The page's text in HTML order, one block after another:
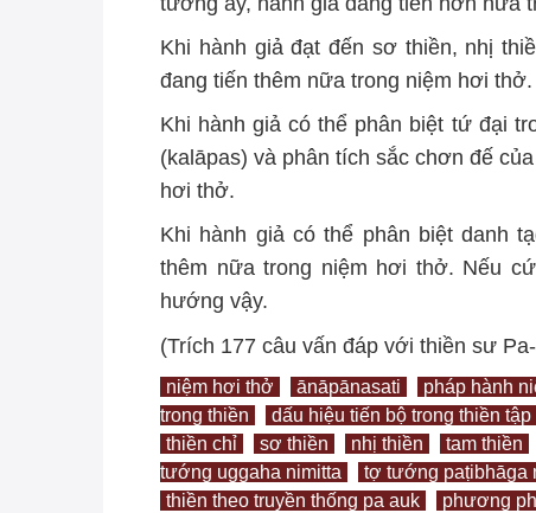
Khi hành giả đạt đến sơ thiền, nhị
đang tiến thêm nữa trong niệm hơi thở.
Khi hành giả có thể phân biệt tứ đại
(kalāpas) và phân tích sắc chơn đế
hơi thở.
Khi hành giả có thể phân biệt danh
thêm nữa trong niệm hơi thở. Nếu
hướng vậy.
(Trích 177 câu vấn đáp với thiền sư
niệm hơi thở ānāpānasati pháp hành
trong thiền
dấu hiệu tiến bộ trong thiền tập
thiền chỉ
sơ thiền nhị thiền tam thiền
tướng uggaha nimitta
tợ tướng paṭibhāga
thiền theo truyền thống pa auk
phương